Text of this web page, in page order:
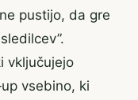
pustijo, da gre
vključujejo
vsebino, ki